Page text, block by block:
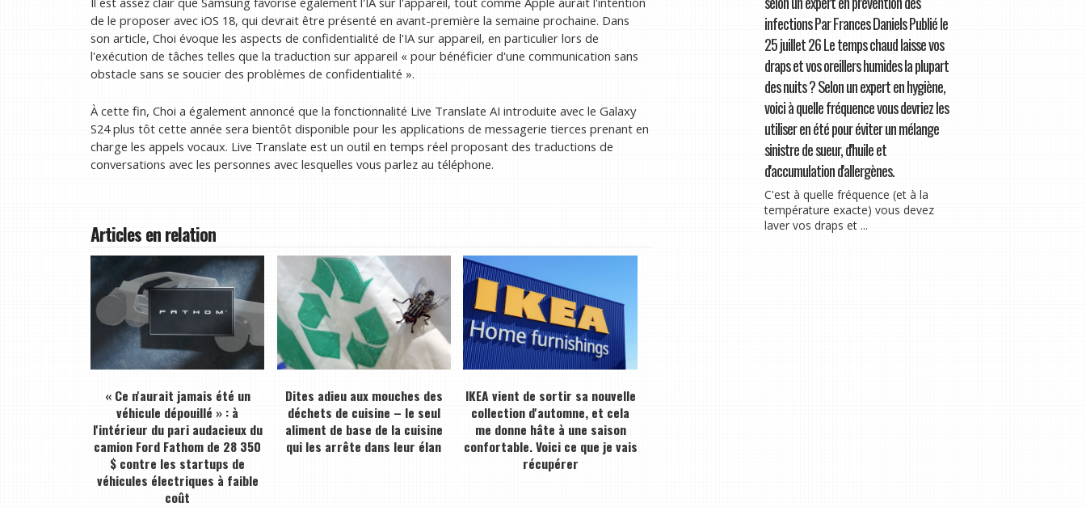
de le proposer avec iOS 18, qui devrait être présenté en avant-première la semaine prochaine. Dans
son article, Choi évoque les aspects de confidentialité de l'IA sur appareil, en particulier lors de
l'exécution de tâches telles que la traduction sur appareil « pour bénéficier d'une communication sans
obstacle sans se soucier des problèmes de confidentialité ».
À cette fin, Choi a également annoncé que la fonctionnalité Live Translate AI introduite avec le Galaxy
S24 plus tôt cette année sera bientôt disponible pour les applications de messagerie tierces prenant en
charge les appels vocaux. Live Translate est un outil en temps réel proposant des traductions de
conversations avec les personnes avec lesquelles vous parlez au téléphone.
Articles en relation
« Ce n'aurait jamais été un
véhicule dépouillé » : à
l'intérieur du pari audacieux du
camion Ford Fathom de 28 350
$ contre les startups de
véhicules électriques à faible
coût
Dites adieu aux mouches des
déchets de cuisine – le seul
aliment de base de la cuisine
qui les arrête dans leur élan
IKEA vient de sortir sa nouvelle
collection d'automne, et cela
me donne hâte à une saison
confortable. Voici ce que je vais
récupérer
infections Par Frances Daniels Publié le
25 juillet 26 Le temps chaud laisse vos
draps et vos oreillers humides la plupart
des nuits ? Selon un expert en hygiène,
voici à quelle fréquence vous devriez les
utiliser en été pour éviter un mélange
sinistre de sueur, d'huile et
d'accumulation d'allergènes.
C'est à quelle fréquence (et à la
température exacte) vous devez
laver vos draps et ...